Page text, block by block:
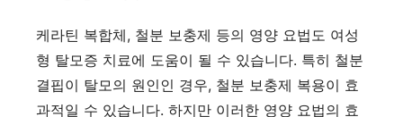
케라틴 복합체, 철분 보충제 등의 영양 요법도 여성
형 탈모증 치료에 도움이 될 수 있습니다. 특히 철분
결핍이 탈모의 원인인 경우, 철분 보충제 복용이 효
과적일 수 있습니다. 하지만 이러한 영양 요법의 효